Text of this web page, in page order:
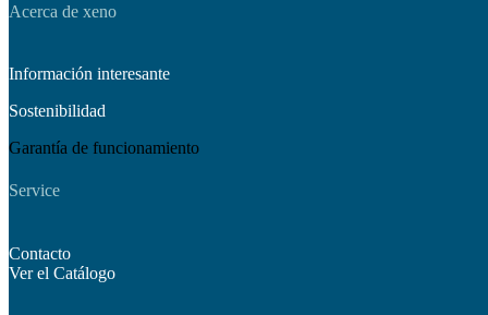
Acerca de xeno
Información interesante
Sostenibilidad
Garantía de funcionamiento
Service
Contacto
Ver el Catálogo